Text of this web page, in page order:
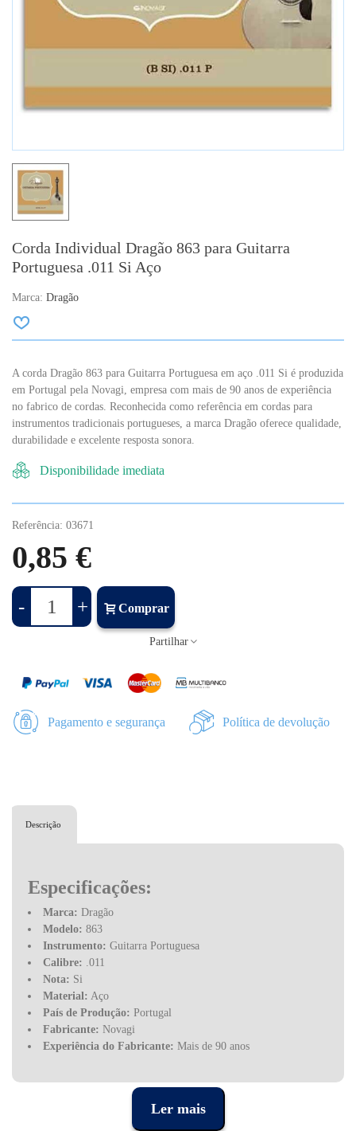
Corda Individual Dragão 863 para Guitarra
Portuguesa .011 Si Aço
Marca: Dragão
A corda Dragão 863 para Guitarra Portuguesa em aço .011 Si é produzida
em Portugal pela Novagi, empresa com mais de 90 anos de experiência
no fabrico de cordas. Reconhecida como referência em cordas para
instrumentos tradicionais portugueses, a marca Dragão oferece qualidade,
durabilidade e excelente resposta sonora.
Disponibilidade imediata
Referência: 03671
0,85 €
- + Comprar
Partilhar
Pagamento e segurança Política de devolução
Descrição
Especificações:
Marca: Dragão
Modelo: 863
Instrumento: Guitarra Portuguesa
Calibre: .011
Nota: Si
Material: Aço
País de Produção: Portugal
Fabricante: Novagi
Experiência do Fabricante: Mais de 90 anos
Ler mais